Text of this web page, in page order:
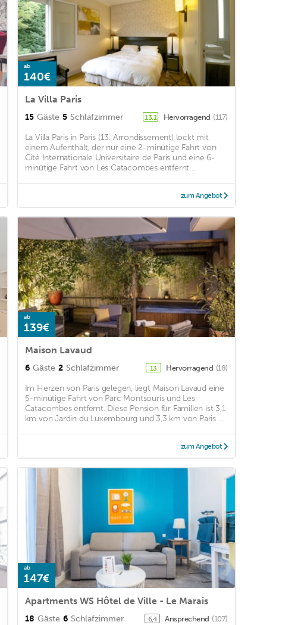
ab
140€
La Villa Paris
15 Gäste 5 Schlafzimmer 13,1 Hervorragend (117)
La Villa Paris in Paris (13. Arrondissement) lockt mit
einem Aufenthalt, der nur eine 2-minütige Fahrt von
Cité Internationale Universitaire de Paris und eine 6-
minütige Fahrt von Les Catacombes entfernt ...
zum Angebot
ab
139€
Maison Lavaud
6 Gäste 2 Schlafzimmer 13 Hervorragend (18)
Im Herzen von Paris gelegen, liegt Maison Lavaud eine
5-minütige Fahrt von Parc Montsouris und Les
Catacombes entfernt. Diese Pension für Familien ist 3,1
km von Jardin du Luxembourg und 3,3 km von Paris ...
zum Angebot
ab
147€
Apartments WS Hôtel de Ville - Le Marais
18 Gäste 6 Schlafzimmer 6,4 Ansprechend (107)